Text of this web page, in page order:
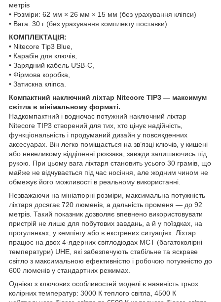
метрів
• Розміри: 62 мм × 26 мм × 15 мм (без урахування кліпси)
• Вага: 30 г (без урахування комплекту поставки)
КОМПЛЕКТАЦІЯ:
• Nitecore Tip3 Blue,
• Карабін для ключів,
• Зарядний кабель USB-C,
• Фірмова коробка,
• Затискна кліпса.
Компактний наключний ліхтар Nitecore TIP3 — максимум
світла в мінімальному форматі.
Надкомпактний і водночас потужний наключний ліхтар
Nitecore TIP3 створений для тих, хто цінує надійність,
функціональність і продуманий дизайн у повсякденних
аксесуарах. Він легко поміщається на зв’язці ключів, у кишені
або невеликому відділенні рюкзака, завжди залишаючись під
рукою. При цьому вага ліхтаря становить усього 30 грамів, що
майже не відчувається під час носіння, але жодним чином не
обмежує його можливості в реальному використанні.
Незважаючи на мініатюрні розміри, максимальна потужність
ліхтаря досягає 720 люменів, а дальність променя — до 92
метрів. Такий показник дозволяє впевнено використовувати
пристрій не лише для побутових завдань, а й у поїздках, на
прогулянках, у кемпінгу або в екстрених ситуаціях. Ліхтар
працює на двох 4-ядерних світлодіодах MCT (багатоколірні
температури) UHE, які забезпечують стабільне та яскраве
світло з максимальною ефективністю і робочою потужністю до
600 люменів у стандартних режимах.
Однією з ключових особливостей моделі є наявність трьох
колірних температур: 3000 К теплого світла, 4500 К